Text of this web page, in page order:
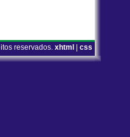
reservados. xhtml css